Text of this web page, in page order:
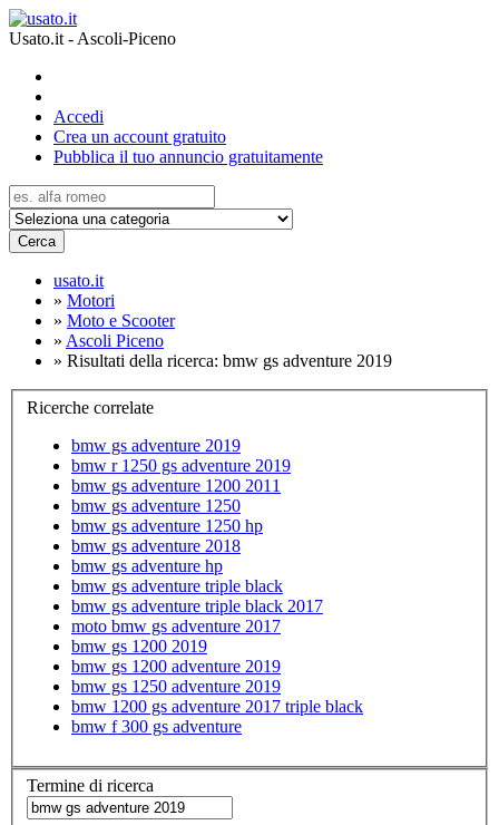
Usato.it - Ascoli-Piceno
Accedi
Crea un account gratuito
Pubblica il tuo annuncio gratuitamente
Cerca
usato.it
» Motori
» Moto e Scooter
» Ascoli Piceno
» Risultati della ricerca: bmw gs adventure 2019
Ricerche correlate
bmw gs adventure 2019
bmw r 1250 gs adventure 2019
bmw gs adventure 1200 2011
bmw gs adventure 1250
bmw gs adventure 1250 hp
bmw gs adventure 2018
bmw gs adventure hp
bmw gs adventure triple black
bmw gs adventure triple black 2017
moto bmw gs adventure 2017
bmw gs 1200 2019
bmw gs 1200 adventure 2019
bmw gs 1250 adventure 2019
bmw 1200 gs adventure 2017 triple black
bmw f 300 gs adventure
Termine di ricerca